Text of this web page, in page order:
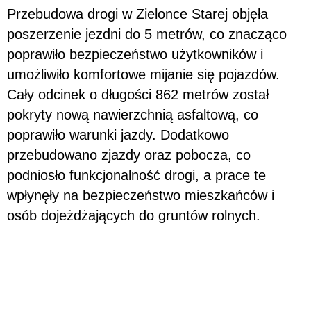
Przebudowa drogi w Zielonce Starej objęła
poszerzenie jezdni do 5 metrów, co znacząco
poprawiło bezpieczeństwo użytkowników i
umożliwiło komfortowe mijanie się pojazdów.
Cały odcinek o długości 862 metrów został
pokryty nową nawierzchnią asfaltową, co
poprawiło warunki jazdy. Dodatkowo
przebudowano zjazdy oraz pobocza, co
podniosło funkcjonalność drogi, a prace te
wpłynęły na bezpieczeństwo mieszkańców i
osób dojeżdżających do gruntów rolnych.